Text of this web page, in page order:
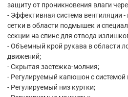
защиту от проникновения влаги
- Эффективная система вентиляции -
сетки в области подмышек и
секции на спине для отвода
- Объемный крой рукава в области
движений;
- Скрытая застежка-молния;
- Регулируемый капюшон с системой
- Регулируемый низ куртки;